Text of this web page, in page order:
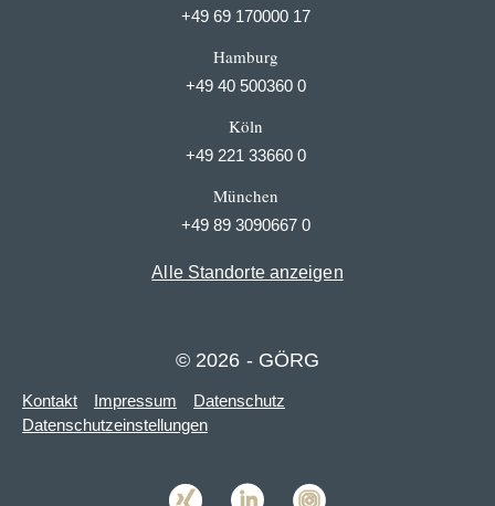
+49 69 170000 17
Hamburg
+49 40 500360 0
Köln
+49 221 33660 0
München
+49 89 3090667 0
Alle Standorte anzeigen
© 2026 - GÖRG
Kontakt Impressum
Datenschutz
Datenschutzeinstellungen